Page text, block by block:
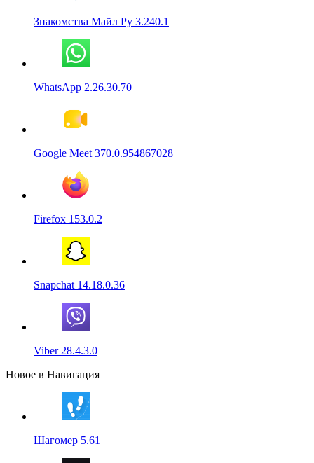
Знакомства Майл Ру 3.240.1
WhatsApp 2.26.30.70
Google Meet 370.0.954867028
Firefox 153.0.2
Snapchat 14.18.0.36
Viber 28.4.3.0
Новое в Навигация
Шагомер 5.61